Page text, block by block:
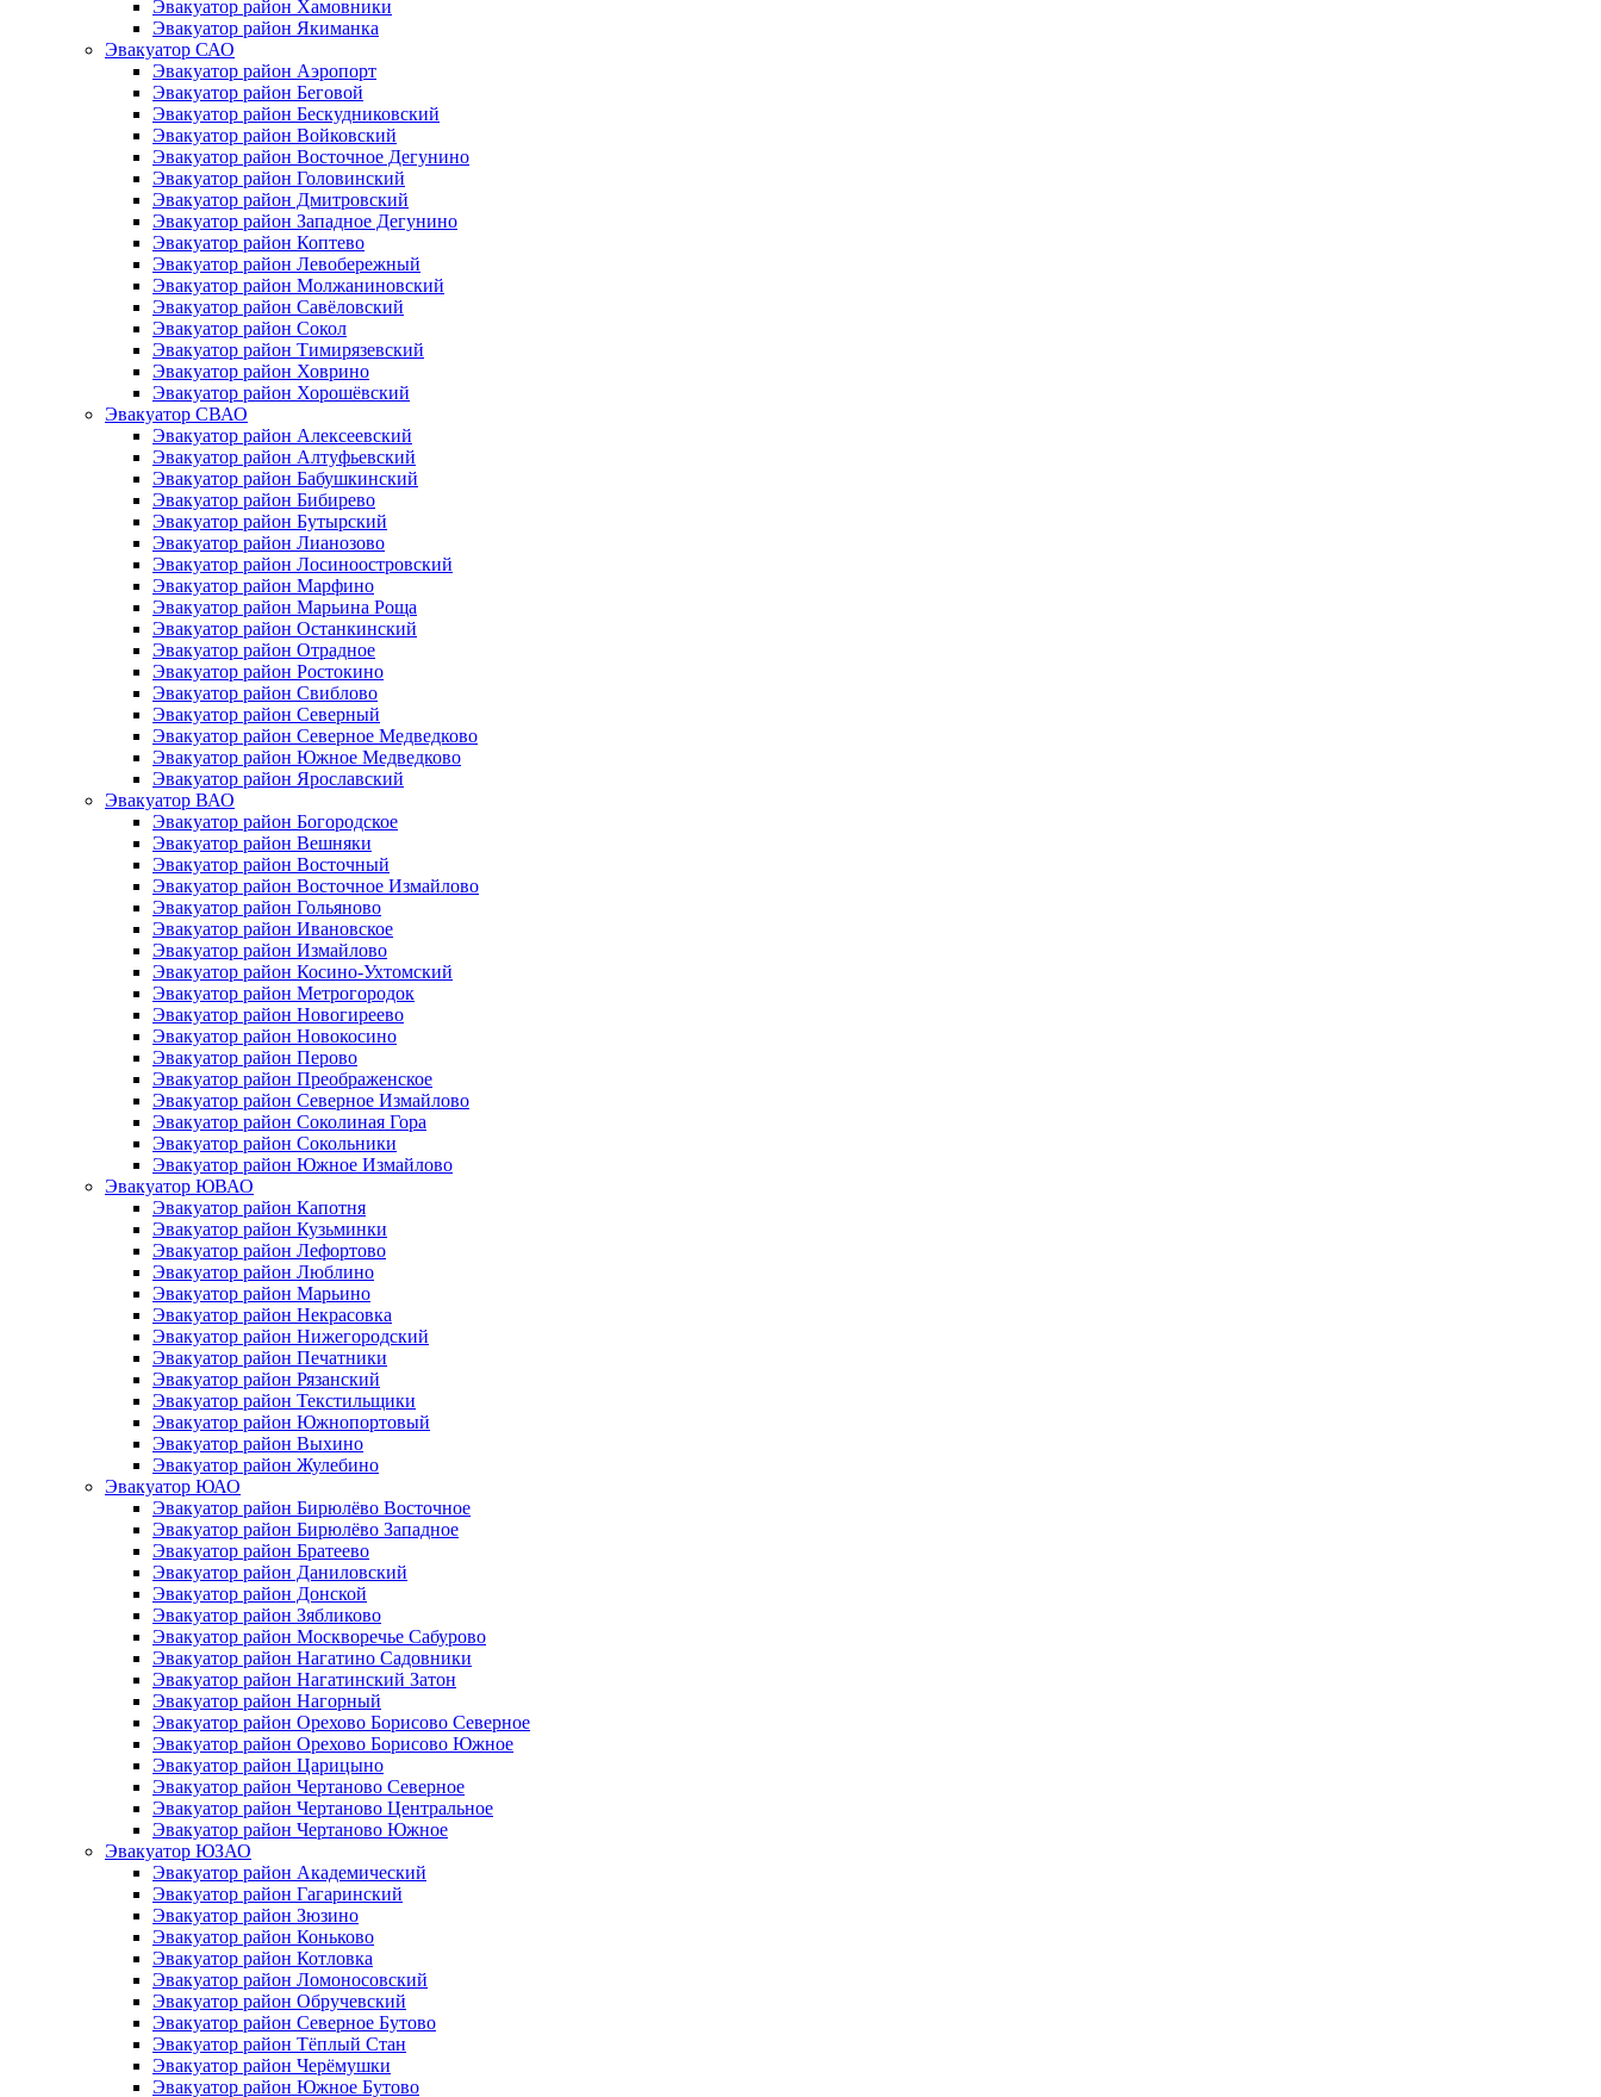
Эвакуатор район Хамовники
Эвакуатор район Якиманка
Эвакуатор САО
Эвакуатор район Аэропорт
Эвакуатор район Беговой
Эвакуатор район Бескудниковский
Эвакуатор район Войковский
Эвакуатор район Восточное Дегунино
Эвакуатор район Головинский
Эвакуатор район Дмитровский
Эвакуатор район Западное Дегунино
Эвакуатор район Коптево
Эвакуатор район Левобережный
Эвакуатор район Молжаниновский
Эвакуатор район Савёловский
Эвакуатор район Сокол
Эвакуатор район Тимирязевский
Эвакуатор район Ховрино
Эвакуатор район Хорошёвский
Эвакуатор СВАО
Эвакуатор район Алексеевский
Эвакуатор район Алтуфьевский
Эвакуатор район Бабушкинский
Эвакуатор район Бибирево
Эвакуатор район Бутырский
Эвакуатор район Лианозово
Эвакуатор район Лосиноостровский
Эвакуатор район Марфино
Эвакуатор район Марьина Роща
Эвакуатор район Останкинский
Эвакуатор район Отрадное
Эвакуатор район Ростокино
Эвакуатор район Свиблово
Эвакуатор район Северный
Эвакуатор район Северное Медведково
Эвакуатор район Южное Медведково
Эвакуатор район Ярославский
Эвакуатор ВАО
Эвакуатор район Богородское
Эвакуатор район Вешняки
Эвакуатор район Восточный
Эвакуатор район Восточное Измайлово
Эвакуатор район Гольяново
Эвакуатор район Ивановское
Эвакуатор район Измайлово
Эвакуатор район Косино-Ухтомский
Эвакуатор район Метрогородок
Эвакуатор район Новогиреево
Эвакуатор район Новокосино
Эвакуатор район Перово
Эвакуатор район Преображенское
Эвакуатор район Северное Измайлово
Эвакуатор район Соколиная Гора
Эвакуатор район Сокольники
Эвакуатор район Южное Измайлово
Эвакуатор ЮВАО
Эвакуатор район Капотня
Эвакуатор район Кузьминки
Эвакуатор район Лефортово
Эвакуатор район Люблино
Эвакуатор район Марьино
Эвакуатор район Некрасовка
Эвакуатор район Нижегородский
Эвакуатор район Печатники
Эвакуатор район Рязанский
Эвакуатор район Текстильщики
Эвакуатор район Южнопортовый
Эвакуатор район Выхино
Эвакуатор район Жулебино
Эвакуатор ЮАО
Эвакуатор район Бирюлёво Восточное
Эвакуатор район Бирюлёво Западное
Эвакуатор район Братеево
Эвакуатор район Даниловский
Эвакуатор район Донской
Эвакуатор район Зябликово
Эвакуатор район Москворечье Сабурово
Эвакуатор район Нагатино Cадовники
Эвакуатор район Нагатинский Затон
Эвакуатор район Нагорный
Эвакуатор район Орехово Борисово Северное
Эвакуатор район Орехово Борисово Южное
Эвакуатор район Царицыно
Эвакуатор район Чертаново Северное
Эвакуатор район Чертаново Центральное
Эвакуатор район Чертаново Южное
Эвакуатор ЮЗАО
Эвакуатор район Академический
Эвакуатор район Гагаринский
Эвакуатор район Зюзино
Эвакуатор район Коньково
Эвакуатор район Котловка
Эвакуатор район Ломоносовский
Эвакуатор район Обручевский
Эвакуатор район Северное Бутово
Эвакуатор район Тёплый Стан
Эвакуатор район Черёмушки
Эвакуатор район Южное Бутово